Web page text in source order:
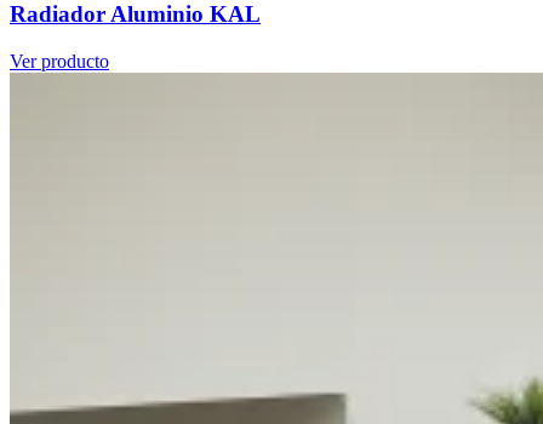
Radiador Aluminio KAL
Ver producto